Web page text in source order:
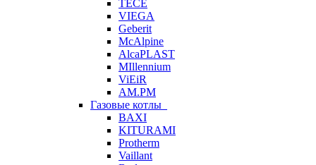
TECE
VIEGA
Geberit
McAlpine
AlcaPLAST
MIllennium
ViEiR
AM.PM
Газовые котлы
BAXI
KITURAMI
Protherm
Vaillant